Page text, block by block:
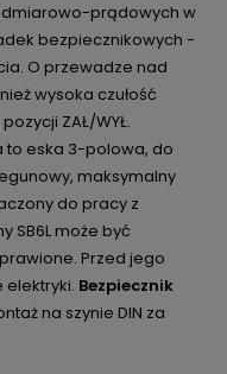
prądowych w
bezpiecznikowych -
O przewadze nad
wysoka czułość
ZAŁ/WYŁ.
to eska 3-polowa, do
maksymalny
do pracy z
SB6L może być
Przed jego
elektryki. Bezpiecznik
na szynie DIN za